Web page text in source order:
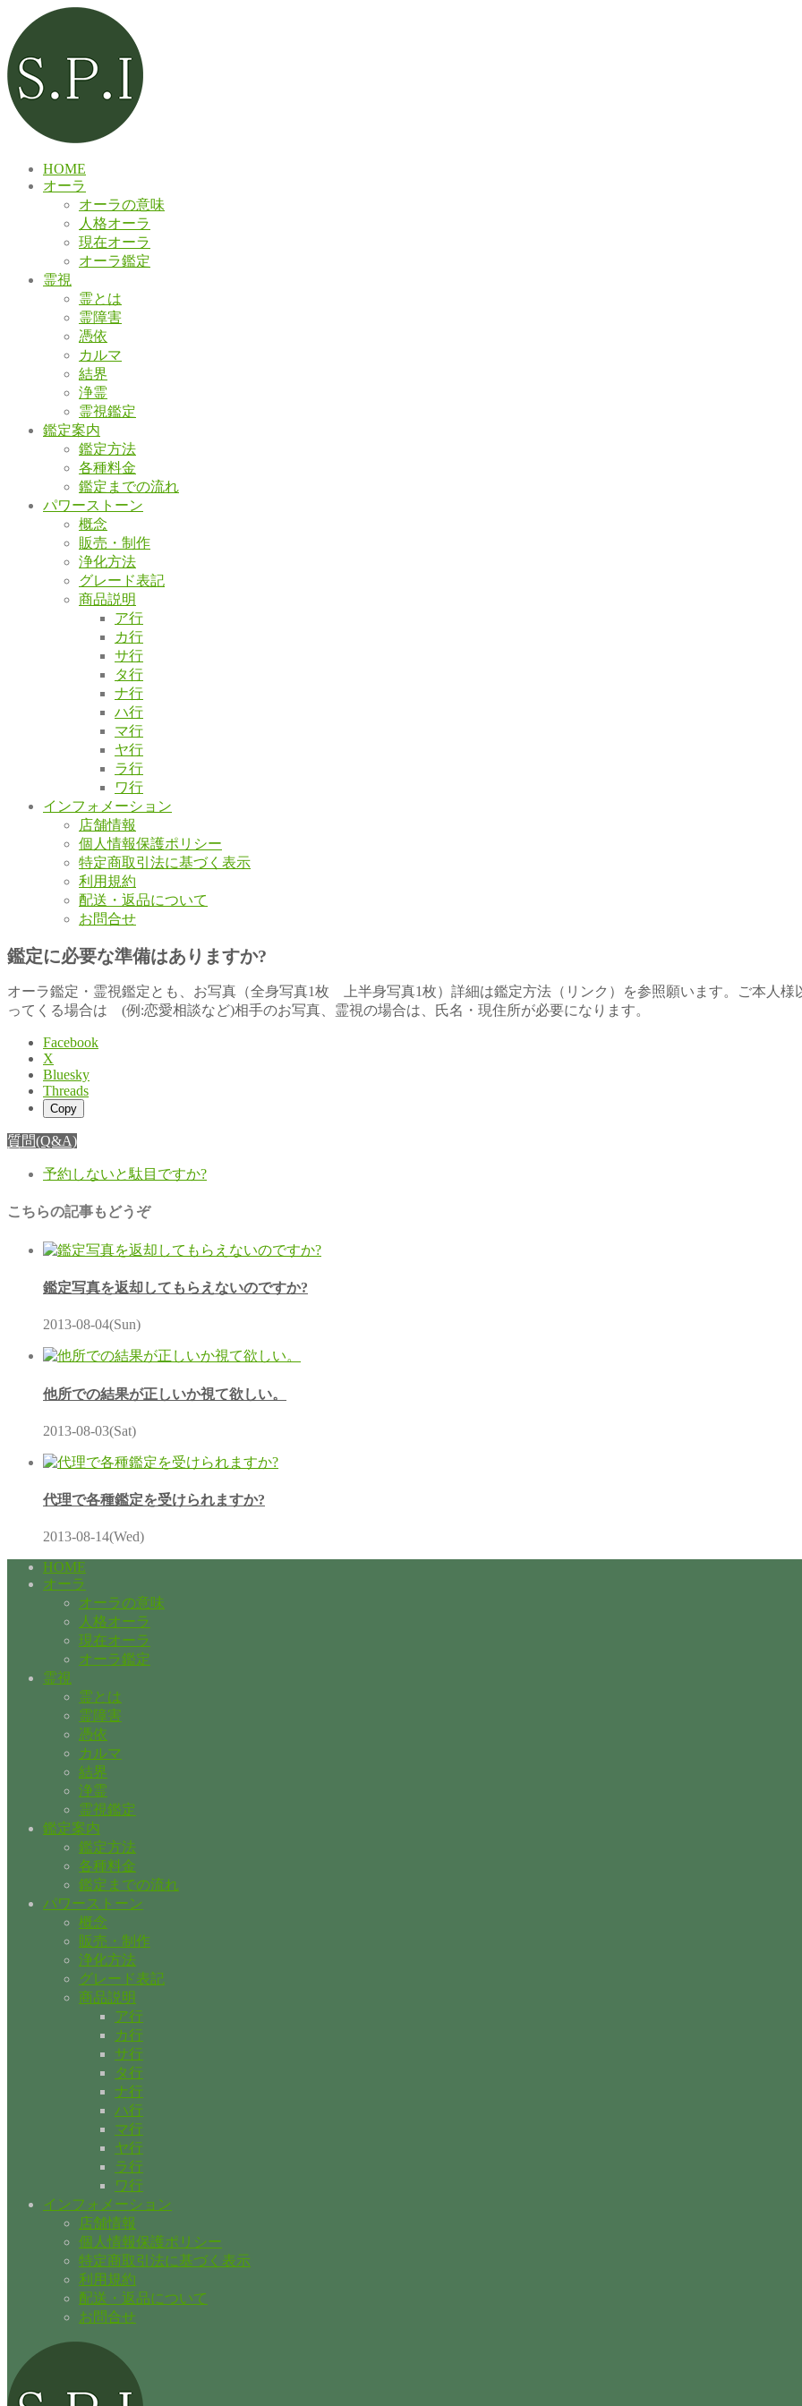
HOME
オーラ
オーラの意味
人格オーラ
現在オーラ
オーラ鑑定
霊視
霊とは
霊障害
憑依
カルマ
結界
浄霊
霊視鑑定
鑑定案内
鑑定方法
各種料金
鑑定までの流れ
パワーストーン
概念
販売・制作
浄化方法
グレード表記
商品説明
ア行
カ行
サ行
タ行
ナ行
ハ行
マ行
ヤ行
ラ行
ワ行
インフォメーション
店舗情報
個人情報保護ポリシー
特定商取引法に基づく表示
利用規約
配送・返品について
お問合せ
鑑定に必要な準備はありますか?
オーラ鑑定・霊視鑑定とも、お写真（全身写真1枚 上半身写真1枚）詳細は鑑定方法（リンク）を参照願います。ご本人様
ってくる場合は (例:恋愛相談など)相手のお写真、霊視の場合は、氏名・現住所が必要になります。
Facebook
X
Bluesky
Threads
Copy
質問(Q&A)
予約しないと駄目ですか?
こちらの記事もどうぞ
鑑定写真を返却してもらえないのですか?
2013-08-04(Sun)
他所での結果が正しいか視て欲しい。
2013-08-03(Sat)
代理で各種鑑定を受けられますか?
2013-08-14(Wed)
HOME
オーラ
オーラの意味
人格オーラ
現在オーラ
オーラ鑑定
霊視
霊とは
霊障害
憑依
カルマ
結界
浄霊
霊視鑑定
鑑定案内
鑑定方法
各種料金
鑑定までの流れ
パワーストーン
概念
販売・制作
浄化方法
グレード表記
商品説明
ア行
カ行
サ行
タ行
ナ行
ハ行
マ行
ヤ行
ラ行
ワ行
インフォメーション
店舗情報
個人情報保護ポリシー
特定商取引法に基づく表示
利用規約
配送・返品について
お問合せ